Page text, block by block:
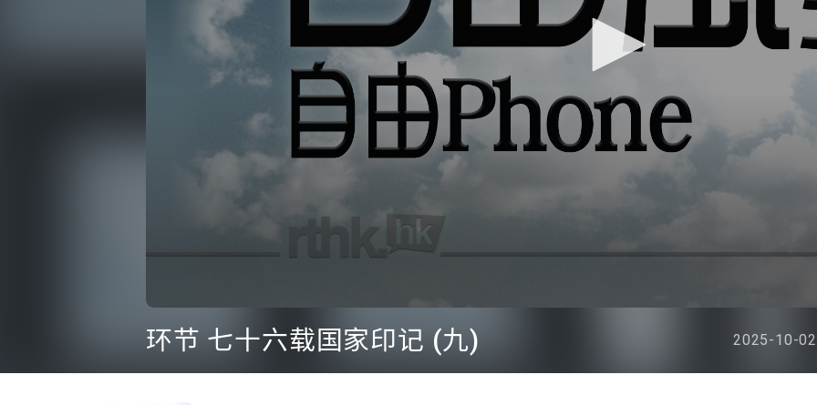
seconds
of
57
secondsVolume
环节 七十六载国家印记 (九) 2025-10-02